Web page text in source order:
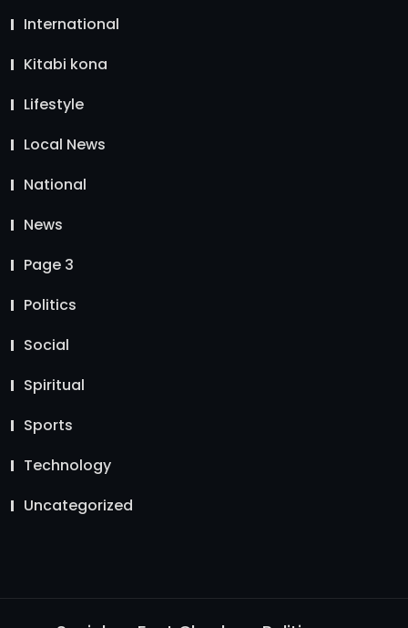
International
Kitabi kona
Lifestyle
Local News
National
News
Page 3
Politics
Social
Spiritual
Sports
Technology
Uncategorized